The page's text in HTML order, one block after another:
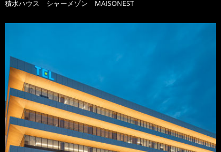
積水ハウス シャーメゾン MAISONEST